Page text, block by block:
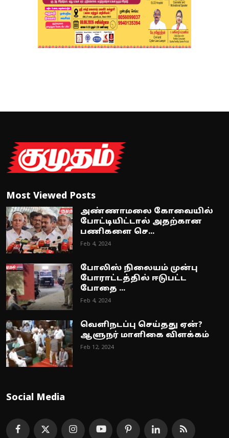
Most Viewed Posts
அண்ணாமலை கோவையில்
போட்டியிட்டால் அதற்கான
பணிகளை செ...
Feb 4, 2024
போலிஸ் நிலையம் முன்பு
போராட்டத்தில் ஈடுபட்ட
போதை ...
Feb 4, 2024
வெளிநடப்பு செய்தது ஏன்?
ஆளுநர் மாளிகை விளக்கம்
Feb 12, 2024
Social Media